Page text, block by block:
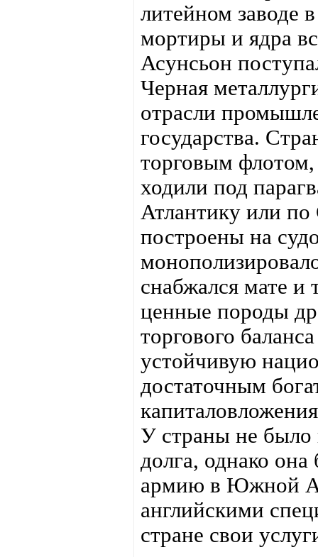
литейном заводе
мортиры и ядра
Асунсьон
Черная
отрасли
государства.
торговым флотом,
ходили под
Атлантику или
построены на
снабжался мате и
ценные породы
торгового
устойчивую
достаточным
У страны не было
долга, однако
армию в Южной
английскими
стране свои